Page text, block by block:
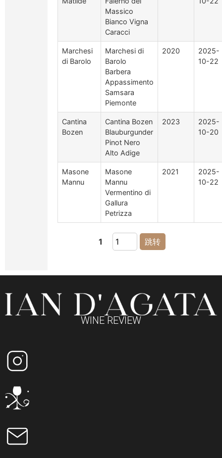
Massico
Bianco Vigna
Caracci
Marchesi
di Barolo
Marchesi di
Barolo
Barbera
Appassimento
Samsara
Piemonte
2020
2025-
10-22
Cantina
Bozen
Cantina Bozen
Blauburgunder
Pinot Nero
Alto Adige
2023
2025-
10-20
Masone
Mannu
Masone
Mannu
Vermentino di
Gallura
Petrizza
2021
2025-
10-22
1 跳转
WINE REVIEW